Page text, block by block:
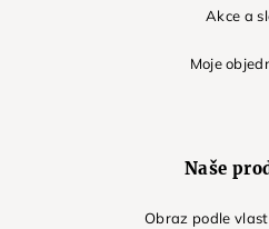
Akce a
Moje
Naše
Obraz podle